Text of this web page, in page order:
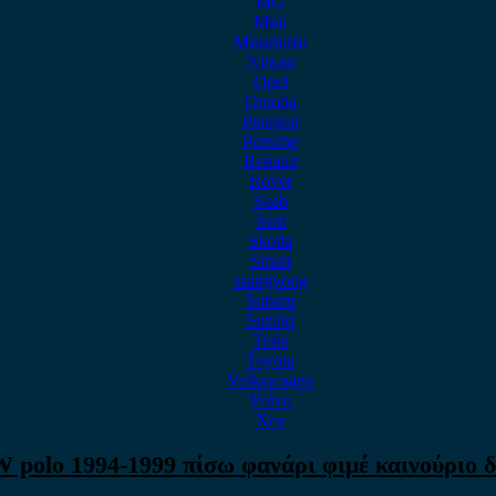
Mini
Mitsubishi
Nissan
Opel
Omoda
Peugeot
Porsche
Renault
Rover
Saab
Seat
Skoda
Smart
ssangyong
Subaru
Suzuki
Tesla
Toyota
Volkswagen
Volvo
Xev
polo 1994-1999 πίσω φανάρι φιμέ καινούριο